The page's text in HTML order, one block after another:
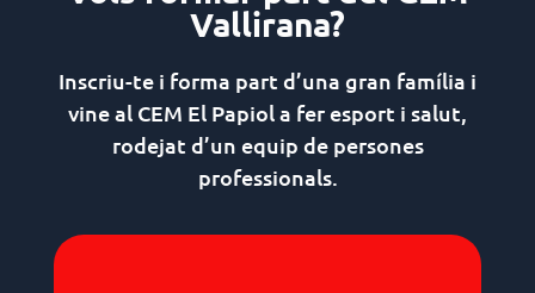
Vallirana?
Inscriu-te i forma part d’una gran família i
vine al CEM El Papiol a fer esport i salut,
rodejat d’un equip de persones
professionals.